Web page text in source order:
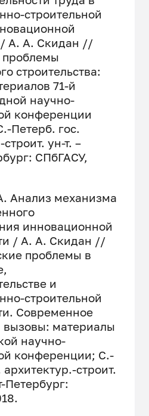
строительной
/ А. А. Скидан //
проблемы
строительства:
71-й
научно-
конференции
Петерб. гос.
ун-т. –
СПбГАСУ,
Анализ механизма
инновационной
/ А. А. Скидан //
проблемы в
и
строительной
Современное
вызовы: материалы
научно-
конференции; С.-
строит.
Петербург: